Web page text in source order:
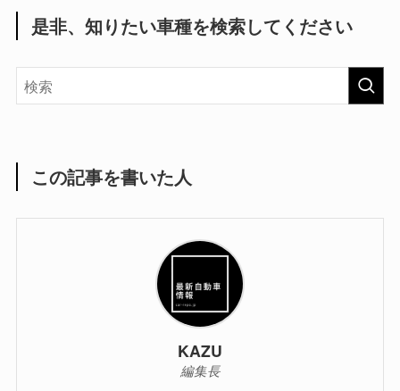
是非、知りたい車種を検索してください
この記事を書いた人
KAZU
編集長